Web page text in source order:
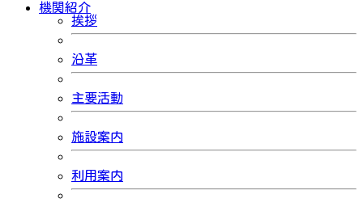
機関紹介
挨拶
沿革
主要活動
施設案内
利用案内